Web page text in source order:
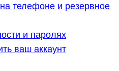
телефоне и резервное
и паролях
ваш аккаунт